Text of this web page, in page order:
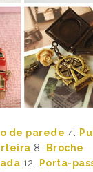
de parede 4.
8.
Broche
12.
Porta-